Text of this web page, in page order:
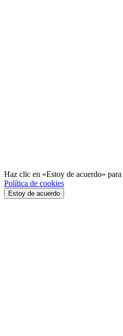
Haz clic en «Estoy de acuerdo»
Política de cookies
Estoy de acuerdo